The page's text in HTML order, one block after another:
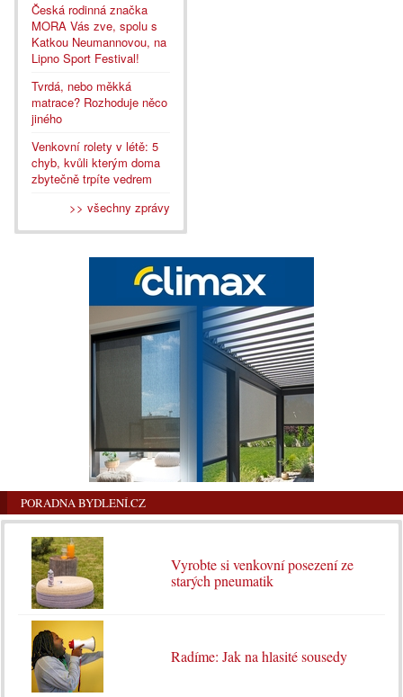
Česká rodinná značka
MORA Vás zve, spolu s
Katkou Neumannovou, na
Lipno Sport Festival!
Tvrdá, nebo měkká
matrace? Rozhoduje něco
jiného
Venkovní rolety v létě: 5
chyb, kvůli kterým doma
zbytečně trpíte vedrem
>> všechny zprávy
PORADNA BYDLENÍ.CZ
Vyrobte si venkovní posezení ze
starých pneumatik
Radíme: Jak na hlasité sousedy